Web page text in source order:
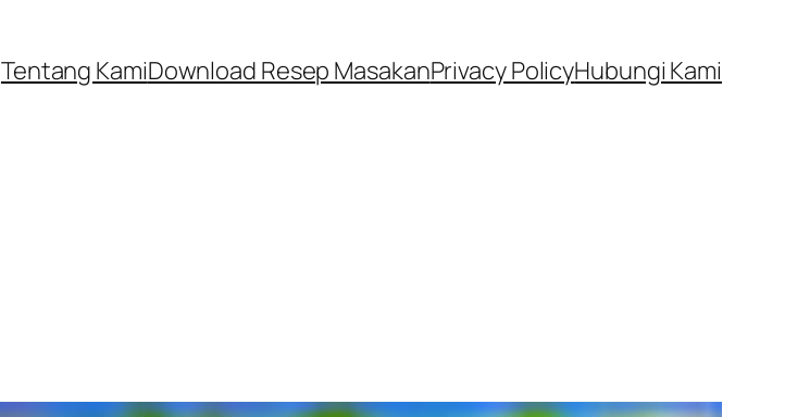
Tentang KamiDownload Resep MasakanPrivacy PolicyHubungi Kami